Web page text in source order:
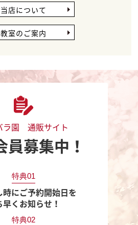
当店について
教室のご案内
ラ園 通販サイト
員募集中！
特典01
時にご予約開始日を
早くお知らせ！
特典02